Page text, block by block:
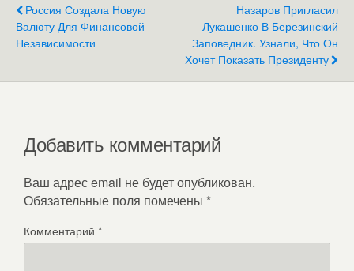
Россия Создала Новую
Валюту Для Финансовой
Независимости
Назаров Пригласил
Лукашенко В Березинский
Заповедник. Узнали, Что Он
Хочет Показать Президенту
Добавить комментарий
Ваш адрес email не будет опубликован.
Обязательные поля помечены *
Комментарий *